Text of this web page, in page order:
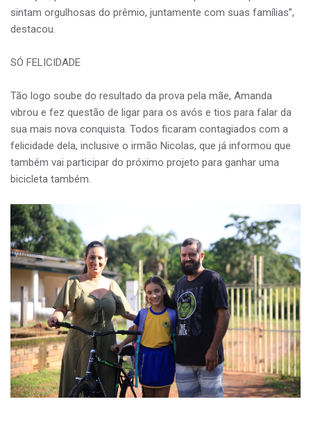
sintam orgulhosas do prêmio, juntamente com suas famílias”,
destacou.
SÓ FELICIDADE
Tão logo soube do resultado da prova pela mãe, Amanda
vibrou e fez questão de ligar para os avós e tios para falar da
sua mais nova conquista. Todos ficaram contagiados com a
felicidade dela, inclusive o irmão Nicolas, que já informou que
também vai participar do próximo projeto para ganhar uma
bicicleta também.